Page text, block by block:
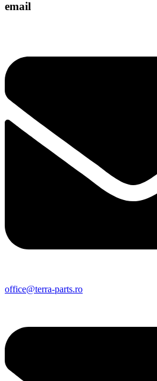
email
office@terra-parts.ro